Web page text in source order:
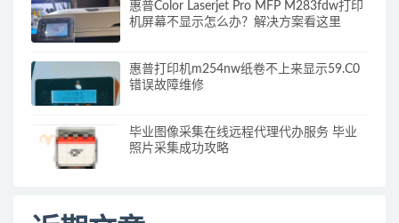
惠普Color Laserjet Pro MFP M283fdw打印
机屏幕不显示怎么办？解决方案看这里
惠普打印机m254nw纸卷不上来显示59.C0
错误故障维修
毕业图像采集在线远程代理代办服务 毕业
照片采集成功攻略